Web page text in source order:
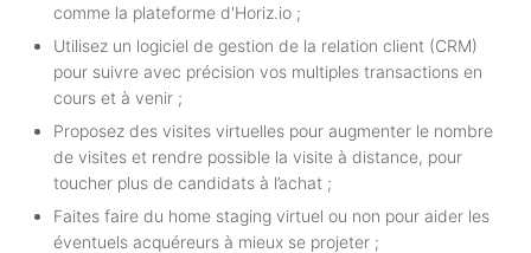
comme la plateforme d'Horiz.io ;
Utilisez un logiciel de gestion de la relation client (CRM)
pour suivre avec précision vos multiples transactions en
cours et à venir ;
Proposez des visites virtuelles pour augmenter le nombre
de visites et rendre possible la visite à distance, pour
toucher plus de candidats à l’achat ;
Faites faire du home staging virtuel ou non pour aider les
éventuels acquéreurs à mieux se projeter ;